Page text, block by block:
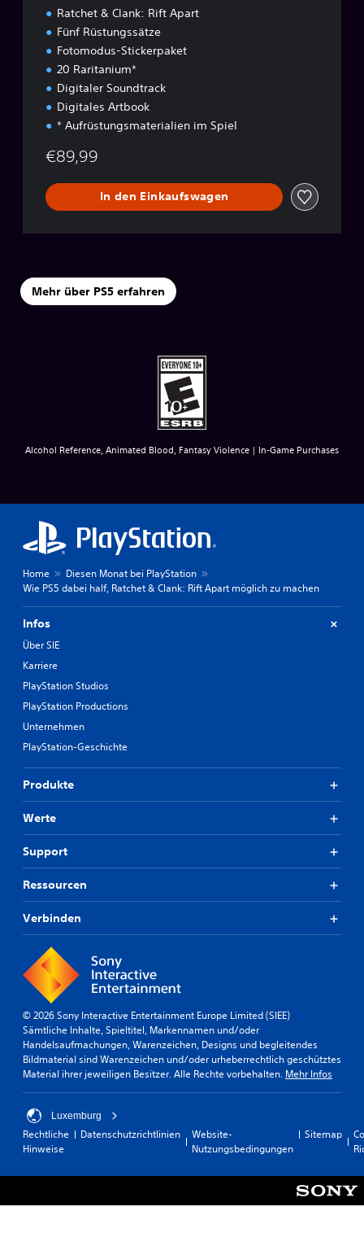
Ratchet & Clank: Rift Apart
Fünf Rüstungssätze
Fotomodus-Stickerpaket
20 Raritanium*
Digitaler Soundtrack
Digitales Artbook
* Aufrüstungsmaterialien im Spiel
€89,99
In den Einkaufswagen
Mehr über PS5 erfahren
Alcohol Reference, Animated Blood, Fantasy Violence | In-Game Purchases
Home
Diesen Monat bei PlayStation
Wie PS5 dabei half, Ratchet & Clank: Rift Apart möglich zu machen
Infos
Über SIE
Karriere
PlayStation Studios
PlayStation Productions
Unternehmen
PlayStation-Geschichte
Produkte
Werte
Support
Ressourcen
Verbinden
© 2026 Sony Interactive Entertainment Europe Limited (SIEE)
Sämtliche Inhalte, Spieltitel, Markennamen und/oder
Handelsaufmachungen, Warenzeichen, Designs und begleitendes
Bildmaterial sind Warenzeichen und/oder urheberrechtlich geschütztes
Material ihrer jeweiligen Besitzer. Alle Rechte vorbehalten. Mehr Infos
Luxemburg
Rechtliche
Hinweise
Datenschutzrichtlinien
Website-
Nutzungsbedingungen
Sitemap